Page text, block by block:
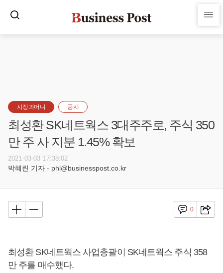
시장과머니 공시
최성환 SK네트웍스 3대주주로, 주식 350
만 주 사 지분 1.45% 확보
2021-03-03 17:38:02
박혜린 기자 - phl@businesspost.co.kr
0
최성환 SK네트웍스 사업총괄이 SK네트웍스 주식 358
만 주를 매수했다.